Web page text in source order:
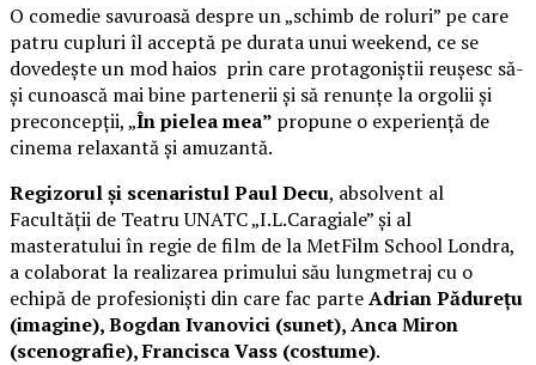
O comedie savuroasă despre un „schimb de roluri” pe care
patru cupluri îl acceptă pe durata unui weekend, ce se
dovedește un mod haios prin care protagoniștii reușesc să-
și cunoască mai bine partenerii și să renunțe la orgolii și
preconcepții, „În pielea mea” propune o experiență de
cinema relaxantă și amuzantă.
Regizorul și scenaristul Paul Decu, absolvent al
Facultății de Teatru UNATC „I.L.Caragiale” și al
masteratului în regie de film de la MetFilm School Londra,
a colaborat la realizarea primului său lungmetraj cu o
echipă de profesioniști din care fac parteAdrian Pădurețu
(imagine), Bogdan Ivanovici (sunet), Anca Miron
(scenografie), Francisca Vass (costume).